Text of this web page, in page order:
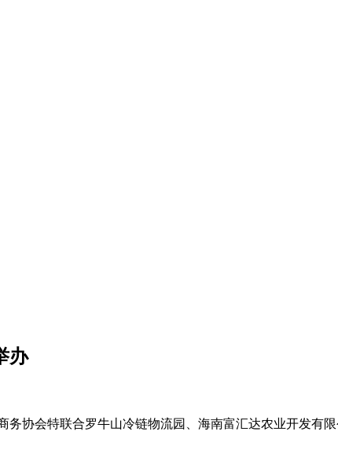
办
协会特联合罗牛山冷链物流园、海南富汇达农业开发有